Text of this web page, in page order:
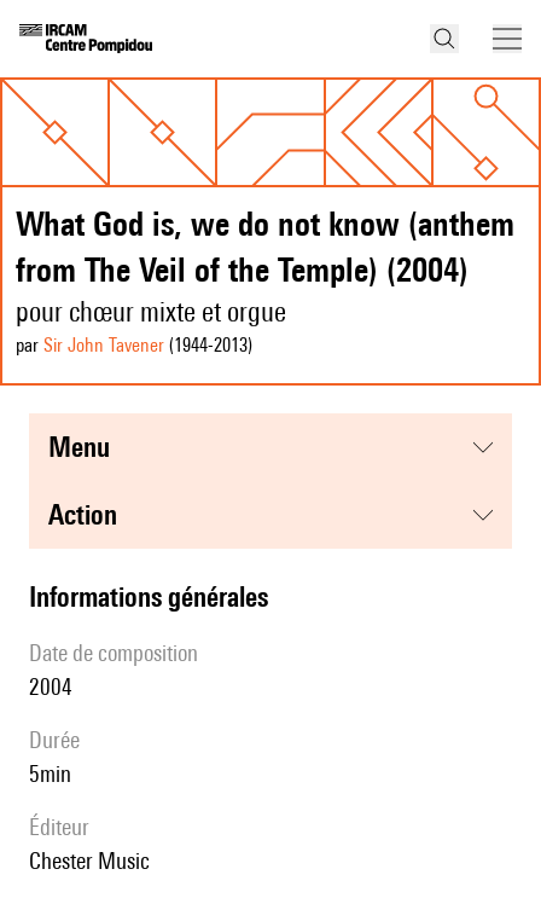
What God is, we do not know (anthem
from The Veil of the Temple) (2004)
pour chœur mixte et orgue
par Sir John Tavener (1944-2013)
menu
action
informations générales
date de composition
2004
durée
5min
éditeur
Chester Music